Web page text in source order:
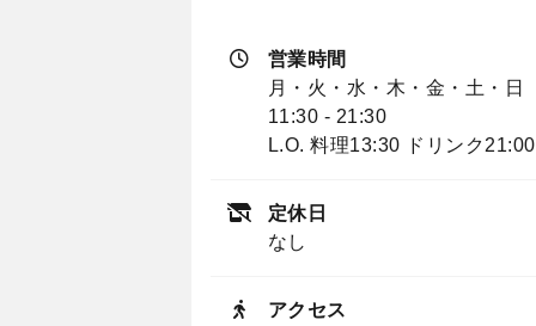
営業時間
月・火・水・木・金・土・日
11:30 - 21:30
L.O. 料理13:30 ドリンク21:00
定休日
なし
アクセス